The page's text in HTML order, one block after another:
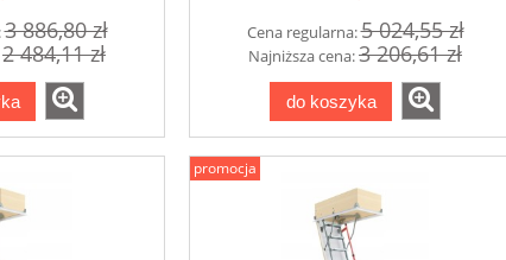
3 886,80 zł
2 484,11 zł
Cena regularna:5 024,55 zł
Najniższa cena:3 206,61 zł
do koszyka
promocja